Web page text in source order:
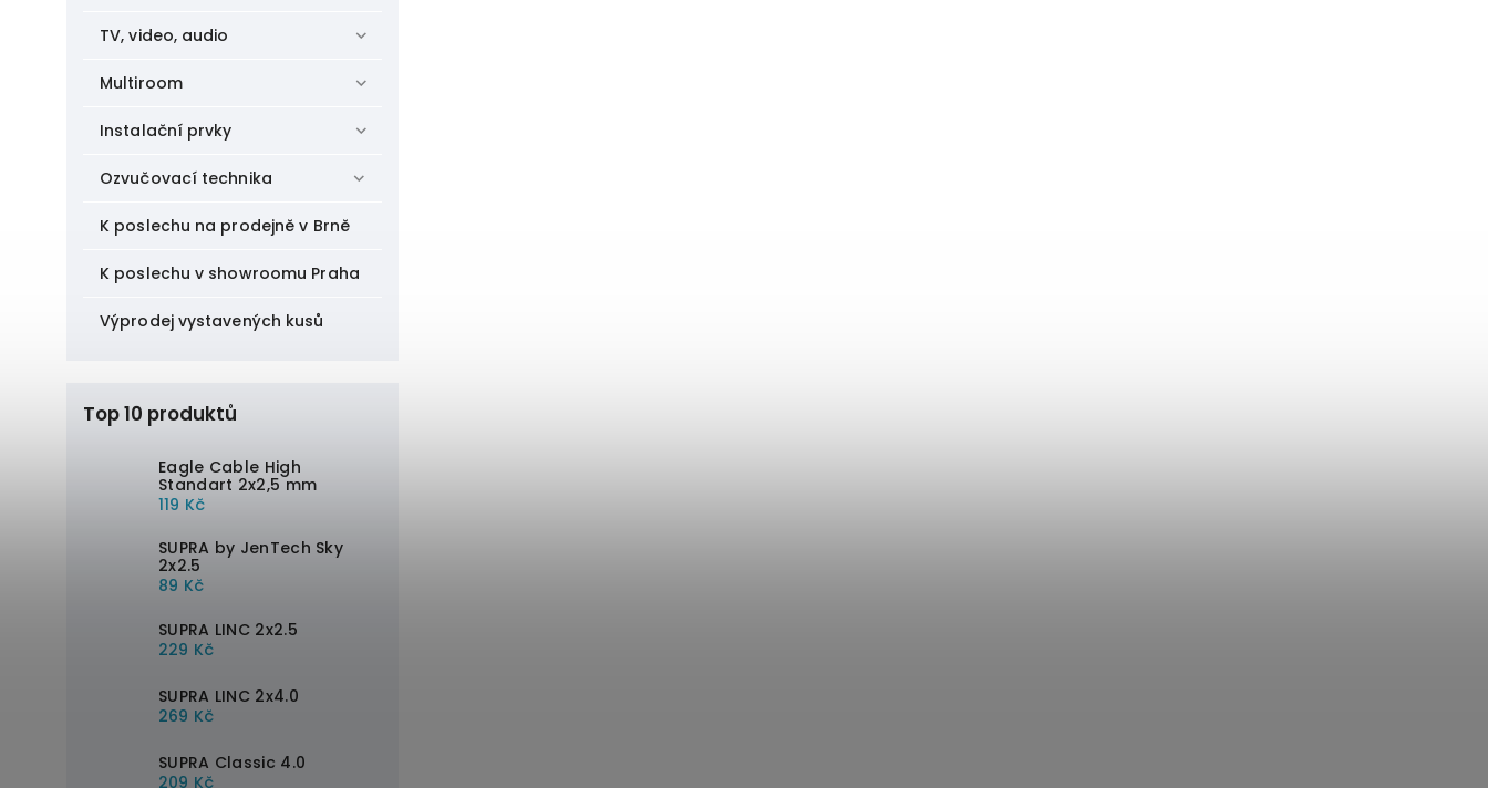
TV, video, audio
Multiroom
Instalační prvky
Ozvučovací technika
K poslechu na prodejně v Brně
K poslechu v showroomu Praha
Výprodej vystavených kusů
Top 10 produktů
Eagle Cable High
Standart 2x2,5 mm
119 Kč
SUPRA by JenTech Sky
2x2.5
89 Kč
SUPRA LINC 2x2.5
229 Kč
SUPRA LINC 2x4.0
269 Kč
SUPRA Classic 4.0
209 Kč